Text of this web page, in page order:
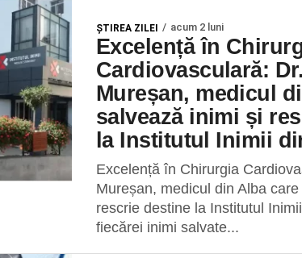
ŞTIREA ZILEI acum 2 luni
Excelență în
Cardiovasculară:
Mureșan, medicul
salvează inimi și
la Institutul Inimii
Excelență în Chirurgia
Mureșan, medicul din Alba
rescrie destine la Institutul
fiecărei inimi salvate...